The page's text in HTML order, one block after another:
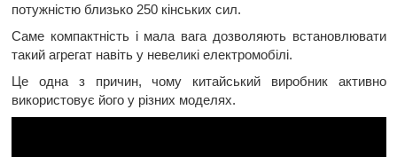
потужністю близько 250 кінських сил.
Саме компактність і мала вага дозволяють встановлювати
такий агрегат навіть у невеликі електромобілі.
Це одна з причин, чому китайський виробник активно
використовує його у різних моделях.